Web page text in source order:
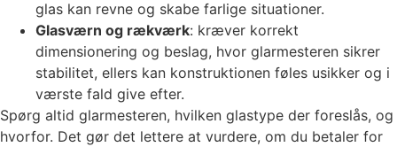
glas kan revne og skabe farlige situationer.
Glasværn og rækværk: kræver korrekt
dimensionering og beslag, hvor glarmesteren sikrer
stabilitet, ellers kan konstruktionen føles usikker og i
værste fald give efter.
Spørg altid glarmesteren, hvilken glastype der foreslås, og
hvorfor. Det gør det lettere at vurdere, om du betaler for